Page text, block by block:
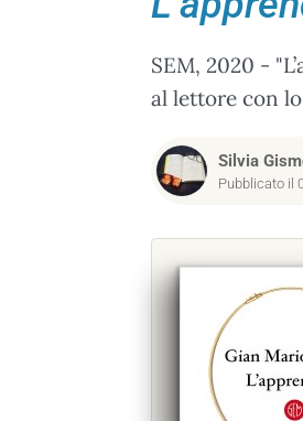
SEM, 2020 -
al lettore con
Silvia
Pubblicato il